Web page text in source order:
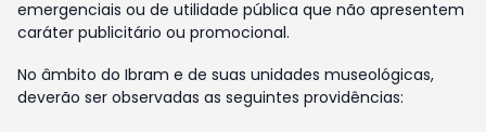
emergenciais ou de utilidade pública que não apresentem
caráter publicitário ou promocional.
No âmbito do Ibram e de suas unidades museológicas,
deverão ser observadas as seguintes providências: